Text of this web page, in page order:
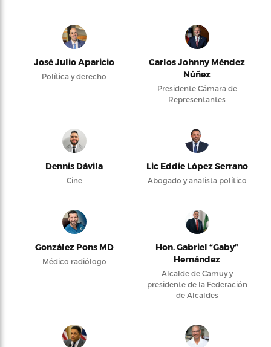
José Julio Aparicio
Política y derecho
Carlos Johnny Méndez
Núñez
Presidente Cámara de
Representantes
Dennis Dávila
Cine
Lic Eddie López Serrano
Abogado y analista político
González Pons MD
Médico radiólogo
Hon. Gabriel “Gaby”
Hernández
Alcalde de Camuy y
presidente de la Federación
de Alcaldes